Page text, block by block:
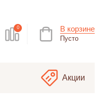
0 В корзине
Пусто
Акции